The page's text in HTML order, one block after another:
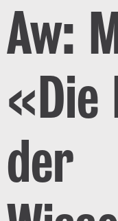
Aw:
«Die
der